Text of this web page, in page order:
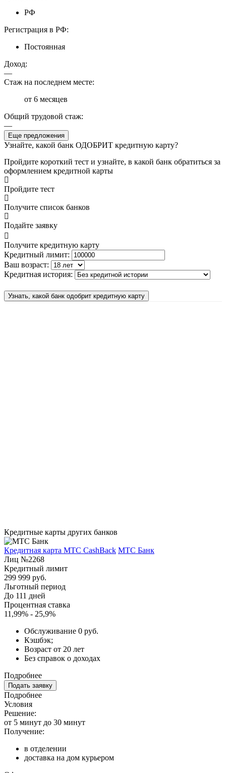
РФ
Регистрация в РФ:
Постоянная
Доход:
—
Стаж на последнем месте:
от 6 месяцев
Общий трудовой стаж:
—
Еще предложения
Узнайте, какой банк ОДОБРИТ кредитную карту?
Пройдите короткий тест и узнайте, в какой банк обратиться за
оформлением кредитной карты
Пройдите тест
Получите список банков
Подайте заявку
Получите кредитную карту
Кредитный лимит:
Ваш возраст:
Кредитная история:
Узнать, какой банк одобрит кредитную карту
Кредитные карты других банков
Кредитная карта МТС CashBack МТС Банк
Лиц №2268
Кредитный лимит
299 999 руб.
Льготный период
До 111 дней
Процентная ставка
11,99% - 25,9%
Обслуживание 0 руб.
Кэшбэк;
Возраст от 20 лет
Без справок о доходах
Подробнее
Подать заявку
Подробнее
Условия
Решение:
от 5 минут до 30 минут
Получение:
в отделении
доставка на дом курьером